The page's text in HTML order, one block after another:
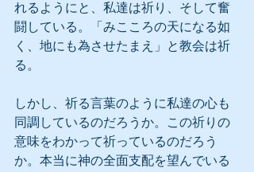
れるようにと、私達は祈り、そして奮
闘している。「みこころの天になる如
く、地にも為させたまえ」と教会は祈
る。
しかし、祈る言葉のように私達の心も
同調しているのだろうか。この祈りの
意味をわかって祈っているのだろう
か。本当に神の全面支配を望んでいる